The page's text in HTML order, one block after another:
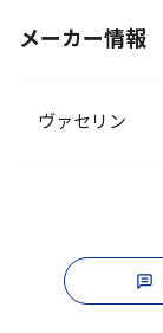
メーカー情報
ヴァセリン